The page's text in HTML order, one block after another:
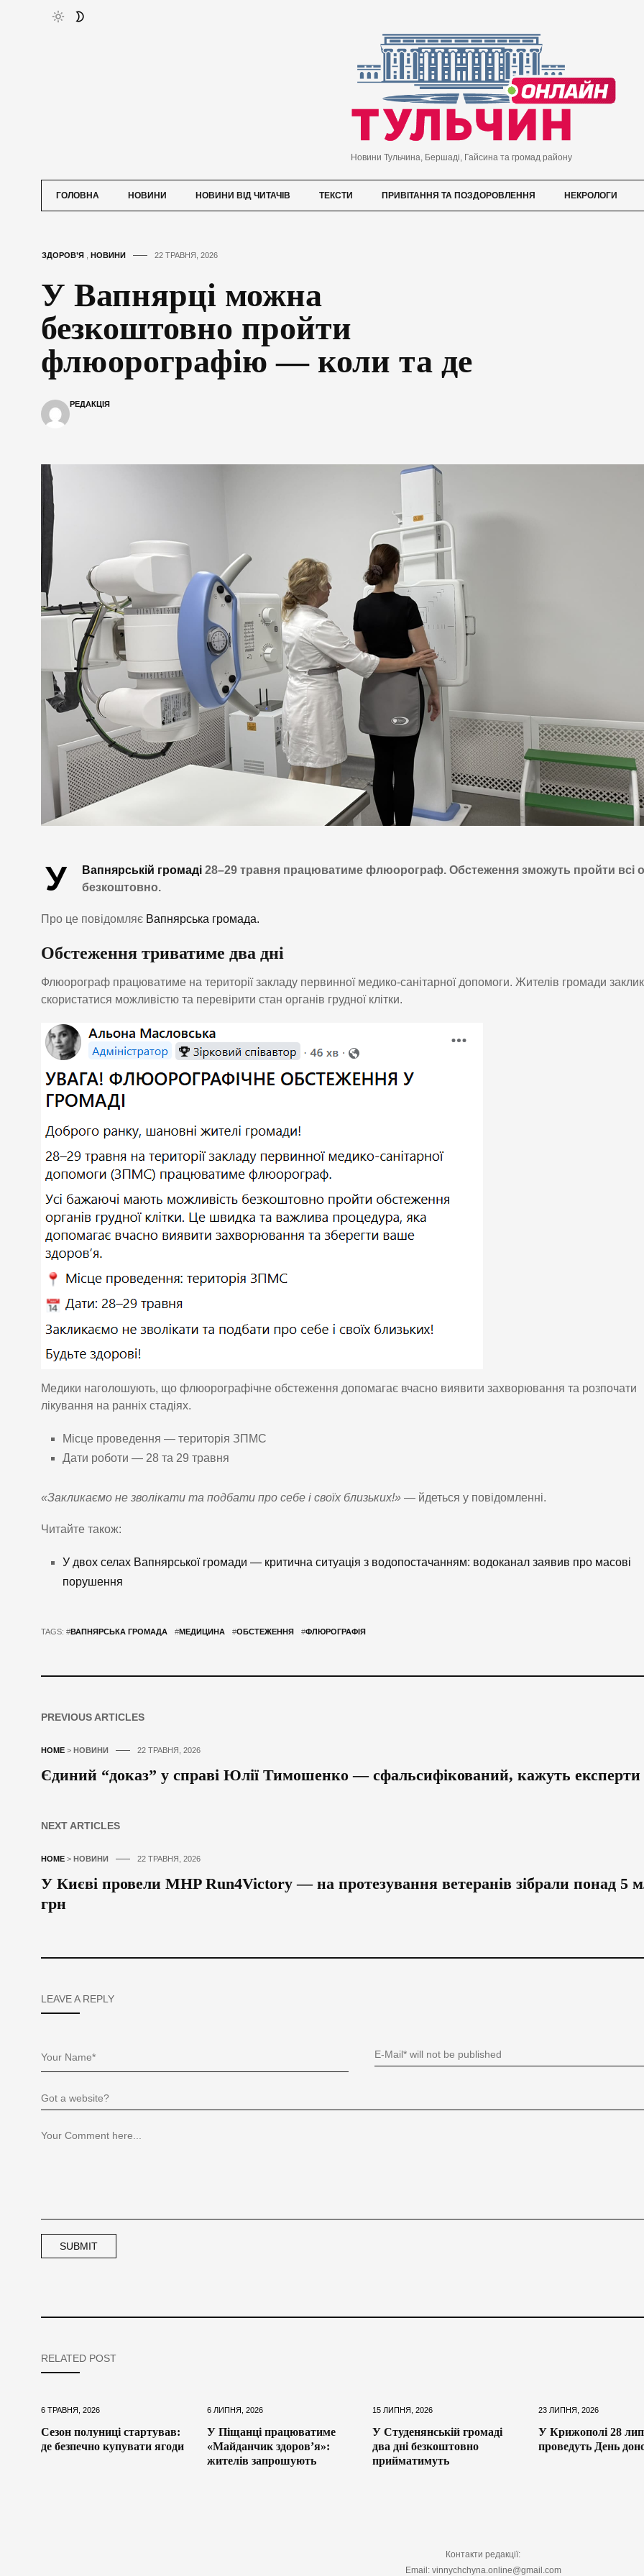
Новини Тульчина, Бершаді, Гайсина та громад району
ГОЛОВНА НОВИНИ НОВИНИ ВІД ЧИТАЧІВ ТЕКСТИ ПРИВІТАННЯ ТА ПОЗДОРОВЛЕННЯ НЕКРОЛОГИ
ЗДОРОВ’Я НОВИНИ 22 ТРАВНЯ, 2026
У Вапнярці можна
безкоштовно пройти
флюорографію — коли та де
РЕДАКЦІЯ
У Вапнярській громаді 28–29 травня працюватиме флюорограф. Обстеження зможуть пройти всі
безкоштовно.
Про це повідомляє Вапнярська громада.
Обстеження триватиме два дні
Флюорограф працюватиме на території закладу первинної медико-санітарної допомоги. Жителів громади
скористатися можливістю та перевірити стан органів грудної клітки.
Медики наголошують, що флюорографічне обстеження допомагає вчасно виявити захворювання та розпочати
лікування на ранніх стадіях.
Місце проведення — територія ЗПМС
Дати роботи — 28 та 29 травня
«Закликаємо не зволікати та подбати про себе і своїх близьких!» — йдеться у повідомленні.
Читайте також:
У двох селах Вапнярської громади — критична ситуація з водопостачанням: водоканал заявив про масові
порушення
TAGS: #ВАПНЯРСЬКА ГРОМАДА #МЕДИЦИНА #ОБСТЕЖЕННЯ #ФЛЮРОГРАФІЯ
PREVIOUS ARTICLES
HOME > НОВИНИ 22 ТРАВНЯ, 2026
Єдиний “доказ” у справі Юлії Тимошенко — сфальсифікований, кажуть експерти
NEXT ARTICLES
HOME > НОВИНИ 22 ТРАВНЯ, 2026
У Києві провели MHP Run4Victory — на протезування ветеранів зібрали понад 5
грн
LEAVE A REPLY
RELATED POST
6 ТРАВНЯ, 2026
Сезон полуниці стартував:
де безпечно купувати ягоди
6 ЛИПНЯ, 2026
У Піщанці працюватиме
«Майданчик здоров’я»:
жителів запрошують
15 ЛИПНЯ, 2026
У Студенянській громаді
два дні безкоштовно
прийматимуть
23 ЛИПНЯ, 2026
У Крижополі 28
проведуть День
Контакти редакції:
Email: vinnychchyna.online@gmail.com